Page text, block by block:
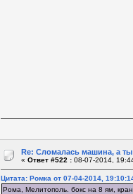
Re: Сломалась машина, а
« Ответ #522 : 08-07-2014,
Цитата: Ромка от 07-04-2014,
Рома, Мелитополь. бокс на 8 ям,